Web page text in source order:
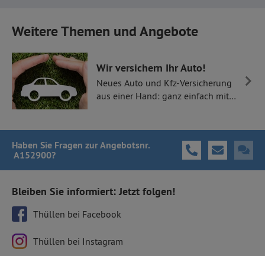
Weitere Themen und Angebote
Wir versichern Ihr Auto!
Neues Auto und Kfz-Versicherung
aus einer Hand: ganz einfach mit
Haben Sie Fragen zur Angebotsnr.
A152900?
Bleiben Sie informiert: Jetzt folgen!
Thüllen bei Facebook
Thüllen bei Instagram